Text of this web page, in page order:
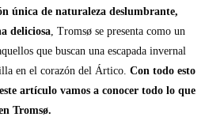
única de naturaleza deslumbrante,
deliciosa, Tromsø se presenta como un
que buscan una escapada invernal
en el corazón del Ártico.Con todo esto
artículo vamos a conocer todo lo que
Tromsø.